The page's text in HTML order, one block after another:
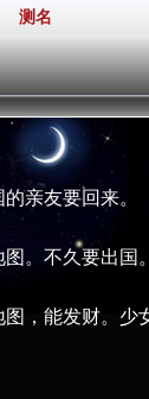
测名
亲友要回来。
。不久要出国。
，能发财。少